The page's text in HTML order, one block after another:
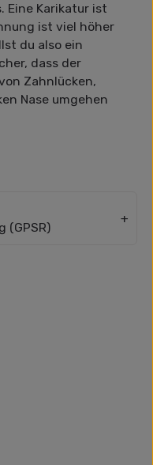
Eine Karikatur ist
ist viel höher
du also ein
dass der
Zahnlücken,
Nase umgehen
(GPSR)